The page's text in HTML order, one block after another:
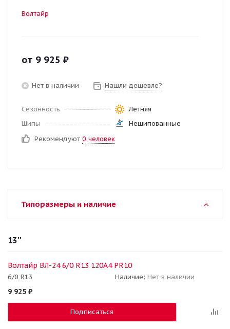
Волтайр
от 9 925 ₽
Нет в наличии Нашли дешевле?
Сезонность
Летняя
Шипы
Нешипованные
Рекомендуют 0 человек
Типоразмеры и наличие
13''
Волтайр ВЛ-24 6/0 R13 120A4 PR10
6/0 R13 Наличие: Нет в наличии
9 925 ₽
Подписаться